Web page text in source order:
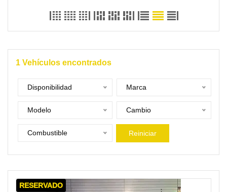
1 Vehículos encontrados
Disponibilidad Marca
Modelo Cambio
Combustible Reiniciar
RESERVADO